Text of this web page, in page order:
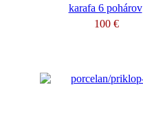
karafa 6 pohárov
100 €